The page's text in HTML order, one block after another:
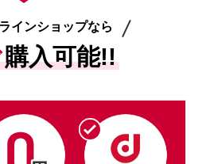
インショップなら
購入可能!!